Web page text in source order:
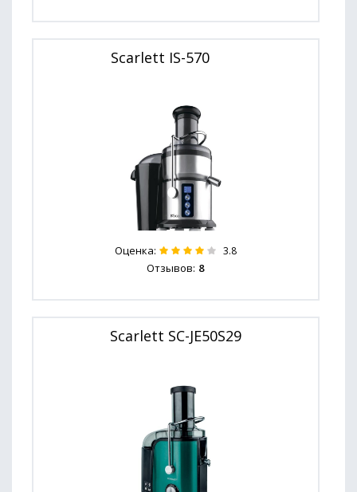
Scarlett IS-570
Оценка: 3.8
Отзывов: 8
Scarlett SC-JE50S29